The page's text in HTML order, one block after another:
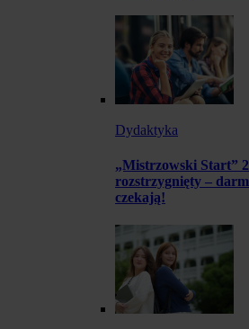
Dydaktyka
„Mistrzowski Start”
rozstrzygnięty –
czekają!